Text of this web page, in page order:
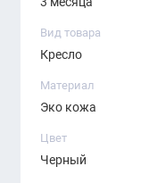
Удобная
Идеально
гостей и
Вид товара
Кресло
Материал
Эко кожа
Цвет
Черный